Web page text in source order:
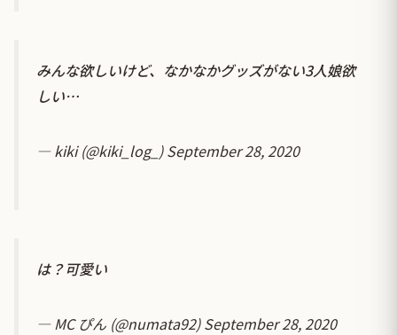
みんな欲しいけど、なかなかグッズがない3人娘欲
しい…
— kiki (@kiki_log_)September 28, 2020
は？可愛い
— MC ぴん (@numata92)September 28, 2020